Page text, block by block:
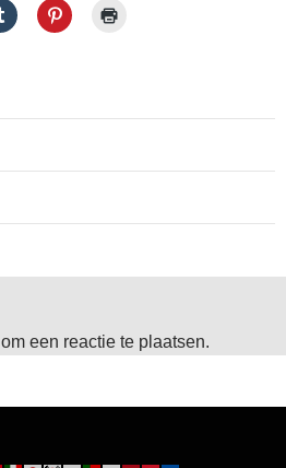
om een reactie te plaatsen.